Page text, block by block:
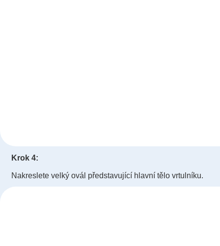
Krok 4:
Nakreslete velký ovál představující hlavní tělo vrtulníku.